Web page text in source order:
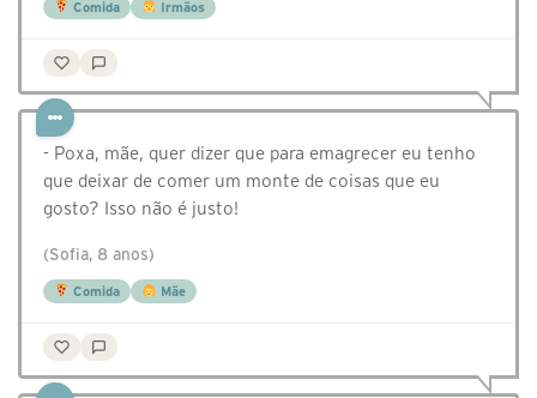
Comida Irmãos
- Poxa, mãe, quer dizer que para emagrecer eu tenho
que deixar de comer um monte de coisas que eu
gosto? Isso não é justo!
(Sofia, 8 anos)
Comida Mãe